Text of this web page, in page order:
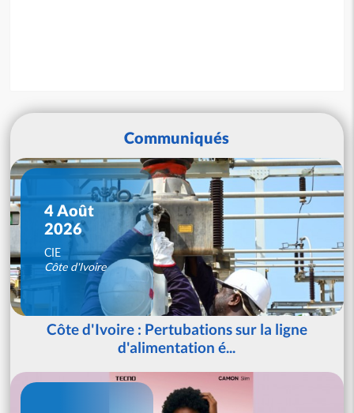
Communiqués
4 Août
2026
CIE
Côte d'Ivoire
Côte d'Ivoire : Pertubations sur la ligne
d'alimentation é...